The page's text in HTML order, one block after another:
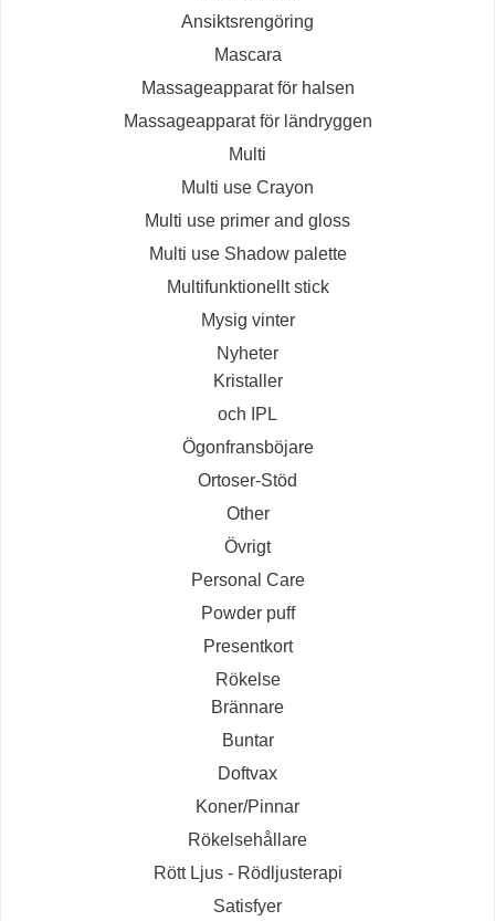
Ansiktsrengöring
Mascara
Massageapparat för halsen
Massageapparat för ländryggen
Multi
Multi use Crayon
Multi use primer and gloss
Multi use Shadow palette
Multifunktionellt stick
Mysig vinter
Nyheter
Kristaller
och IPL
Ögonfransböjare
Ortoser-Stöd
Other
Övrigt
Personal Care
Powder puff
Presentkort
Rökelse
Brännare
Buntar
Doftvax
Koner/Pinnar
Rökelsehållare
Rött Ljus - Rödljusterapi
Satisfyer